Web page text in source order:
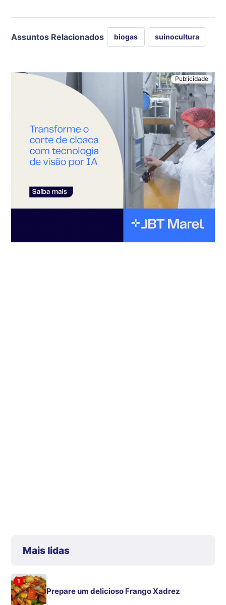
Assuntos Relacionados biogas suinocultura
Mais lidas
1
Prepare um delicioso Frango Xadrez